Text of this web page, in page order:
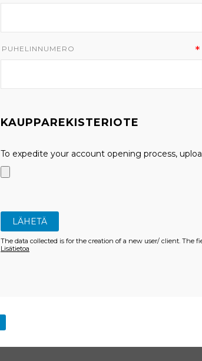
PUHELINNUMERO
KAUPPAREKISTERIOTE
To expedite your account opening process,
The data collected is for the creation of a new user/ client. The
Lisätietoa